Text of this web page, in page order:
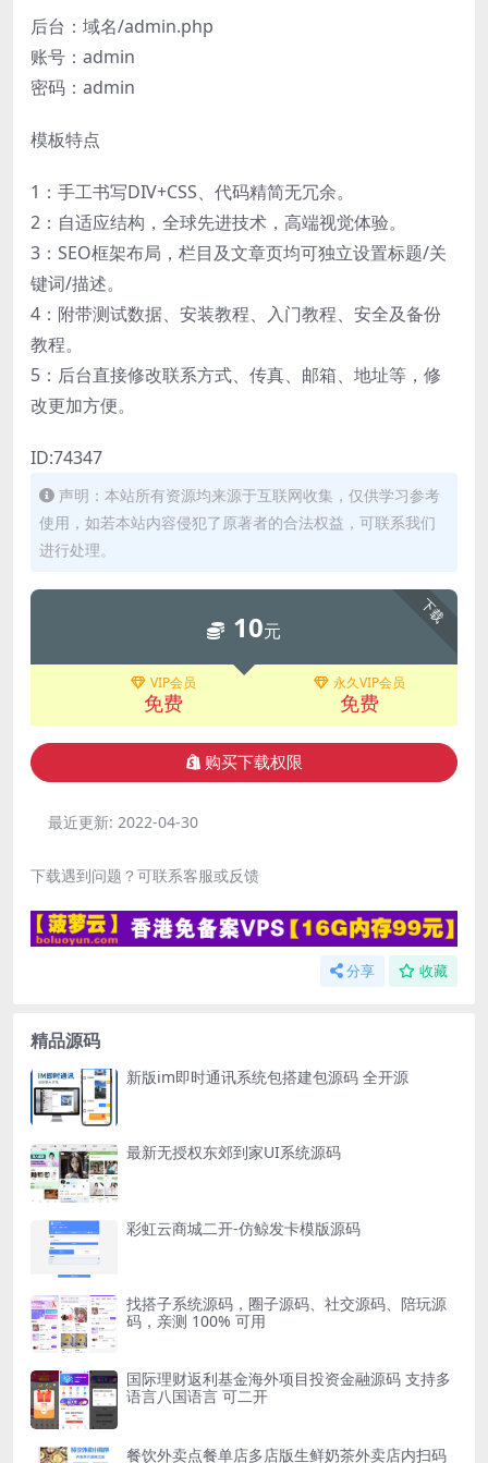
后台：域名/admin.php
账号：admin
密码：admin
模板特点
1：手工书写DIV+CSS、代码精简无冗余。
2：自适应结构，全球先进技术，高端视觉体验。
3：SEO框架布局，栏目及文章页均可独立设置标题/关
键词/描述。
4：附带测试数据、安装教程、入门教程、安全及备份
教程。
5：后台直接修改联系方式、传真、邮箱、地址等，修
改更加方便。
ID:74347
声明：本站所有资源均来源于互联网收集，仅供学习参考
使用，如若本站内容侵犯了原著者的合法权益，可联系我们
进行处理。
下载
10元
VIP会员
免费
永久VIP会员
免费
购买下载权限
最近更新: 2022-04-30
下载遇到问题？可联系客服或反馈
分享 收藏
精品源码
新版im即时通讯系统包搭建包源码 全开源
最新无授权东郊到家UI系统源码
彩虹云商城二开-仿鲸发卡模版源码
找搭子系统源码，圈子源码、社交源码、陪玩源
码，亲测 100% 可用
国际理财返利基金海外项目投资金融源码 支持多
语言八国语言 可二开
餐饮外卖点餐单店多店版生鲜奶茶外卖店内扫码